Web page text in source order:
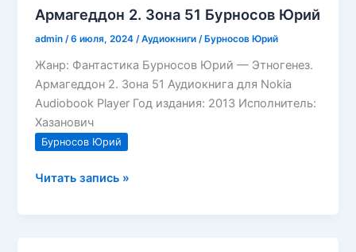
Армагеддон 2. Зона 51 Бурносов Юрий
admin/6 июля, 2024/Аудиокниги / Бурносов Юрий
Жанр: Фантастика Бурносов Юрий — Этногенез.
Армагеддон 2. Зона 51 Аудиокнига для Nokia
Audiobook Player Год издания: 2013 Исполнитель:
Хазанович
Бурносов Юрий
Армагеддон
Читать запись »